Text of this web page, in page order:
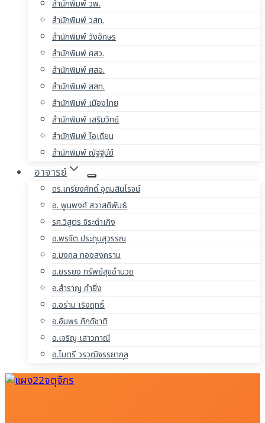
สำนักพิมพ์ วพ.
สำนักพิมพ์ วสท.
สำนักพิมพ์ วังอักษร
สำนักพิมพ์ ศสว.
สำนักพิมพ์ ศสอ.
สำนักพิมพ์ สสท.
สำนักพิมพ์ เมืองไทย
สำนักพิมพ์ เสริมวิทย์
สำนักพิมพ์ โอเดียน
สำนักพิมพ์ ณัฐฐินีย์
อาจารย์
ดร.เกรียงศักดิ์ อุดมสินโรจน์
อ. พูนพงศ์ สวาสดิพันธ์
รศ.วิสูตร จิระดำเกิง
อ.พรจิต ประทุมสุวรรณ
อ.มงคล ทองสงคราม
อ.ยรรยง ทรัพย์สุขอำนวย
อ.สำราญ คำยิ่ง
อ.อร่าม เริงฤทธิ์
อ.อัมพร ภักดีชาติ
อ.เจริญ เสาวภาณี
อ.ไมตรี วรวุฒิจรรยากุล